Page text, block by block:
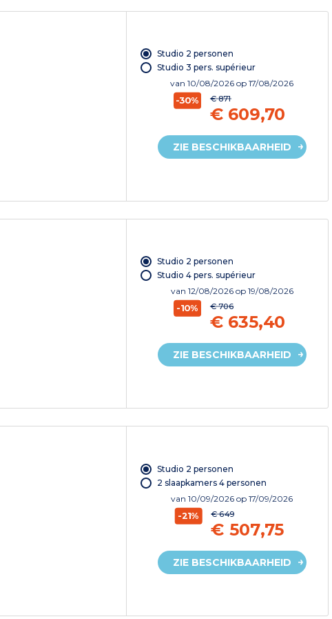
Studio 2 personen
Studio 3 pers. supérieur
van10/08/2026op 17/08/2026
-30% € 871
€ 609,70
ZIE BESCHIKBAARHEID
Studio 2 personen
Studio 4 pers. supérieur
van 12/08/2026 op 19/08/2026
-10% € 706
€ 635,40
ZIE BESCHIKBAARHEID
Studio 2 personen
2 slaapkamers 4 personen
van10/09/2026op 17/09/2026
-21% € 649
€ 507,75
ZIE BESCHIKBAARHEID